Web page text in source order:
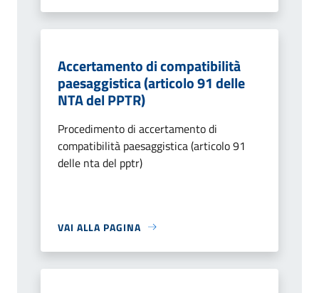
Accertamento di compatibilità
paesaggistica (articolo 91 delle
NTA del PPTR)
Procedimento di accertamento di
compatibilità paesaggistica (articolo 91
delle nta del pptr)
VAI ALLA PAGINA